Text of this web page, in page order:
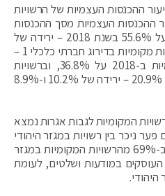
ההכנסות העצמיות של הרשויות
יעמוד על 62%. שיעור ההכנסות העצמיות מסך ההכנסות
בכלל הרשויות המקומיות עמד על 55.6% בשנת 2018 – ירידה של
8.1% לעומת שנת 2008: ברשויות מקומיות בדירוג חברתי כלכלי 1 –
4 עמד שיעור ההכנסות העצמיות ב-2018 על 36.8%, וברשויות
מקומיות במגזר הלא-יהודי – על 20.9% – ירידה של 10.2% ו-8.9%
המקומיות לגבות אגרות נמצא
ניכר בין רשויות במגזר היהודי
לרשויות במגזר הלא-יהודי, כך ב-69% מהרשויות המקומיות במגזר
במודעות ושלטים, לעומת